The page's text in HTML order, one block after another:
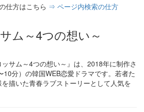
仕方はこちら ⇒ ページ内検索の仕方
ム～4つの想い～
サム～4つの想い～』は、2018年に制作さ
10分）の韓国WEB恋愛ドラマです。若者た
描いた青春ラブストーリーとして人気を